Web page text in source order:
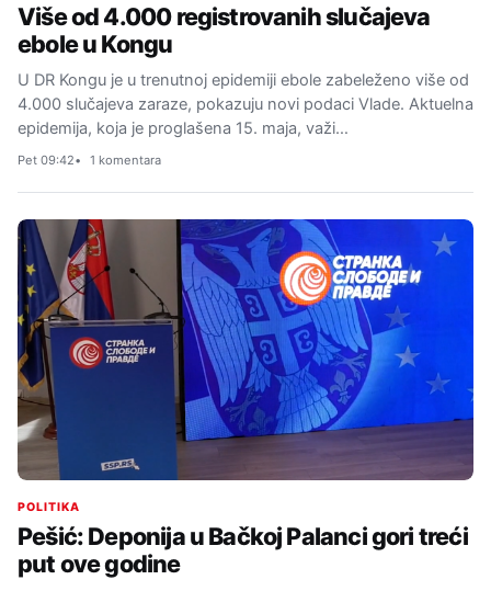
Više od 4.000 registrovanih slučajeva
ebole u Kongu
U DR Kongu je u trenutnoj epidemiji ebole zabeleženo više od
4.000 slučajeva zaraze, pokazuju novi podaci Vlade. Aktuelna
epidemija, koja je proglašena 15. maja, važi…
Pet 09:42 1 komentara
POLITIKA
Pešić: Deponija u Bačkoj Palanci gori treći
put ove godine